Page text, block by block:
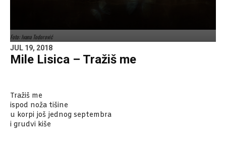
Foto: Ivana Todorović
JUL 19, 2018
Mile Lisica – Tražiš me
Tražiš me
ispod noža tišine
u korpi još jednog septembra
i grudvi kiše